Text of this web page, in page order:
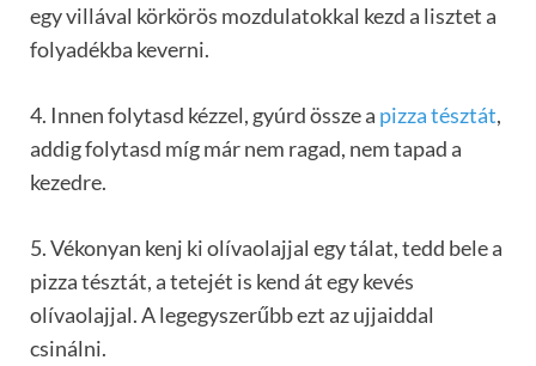
egy villával körkörös mozdulatokkal kezd a lisztet a
folyadékba keverni.
4. Innen folytasd kézzel, gyúrd össze a pizza tésztát,
addig folytasd míg már nem ragad, nem tapad a
kezedre.
5. Vékonyan kenj ki olívaolajjal egy tálat, tedd bele a
pizza tésztát, a tetejét is kend át egy kevés
olívaolajjal. A legegyszerűbb ezt az ujjaiddal
csinálni.